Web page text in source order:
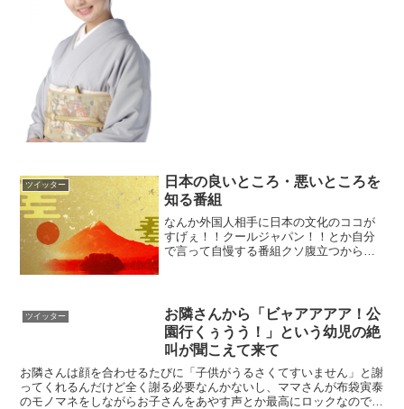
ツイッター
日本の良いところ・悪いところを
知る番組
なんか外国人相手に日本の文化のココが
すげぇ！！クールジャパン！！とか自分
で言って自慢する番組クソ腹立つから日
ね！！』とか外国人に言わ...
ツイッター
お隣さんから「ビャアアアア！公
園行くぅうう！」という幼児の絶
叫が聞こえて来て
お隣さんは顔を合わせるたびに「子供がうるさくてすいません」と謝
ってくれるんだけど全く謝る必要なんかないし、ママさんが布袋寅泰
のモノマネをしながらお子さんをあやす声とか最高にロックなのでど